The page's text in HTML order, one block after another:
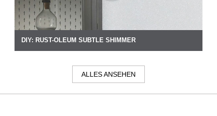
DIY: RUST-OLEUM SUBTLE SHIMMER
ALLES ANSEHEN